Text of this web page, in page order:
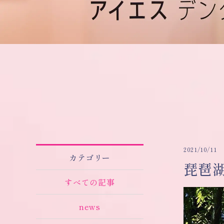
カテゴリー
すべての記事
news
2021/10/11
琵琶